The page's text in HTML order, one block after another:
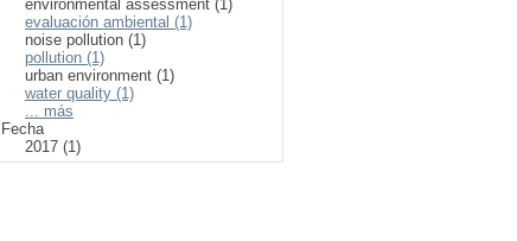
environmental assessment (1)
evaluación ambiental (1)
noise pollution (1)
pollution (1)
urban environment (1)
water quality (1)
... más
Fecha
2017 (1)